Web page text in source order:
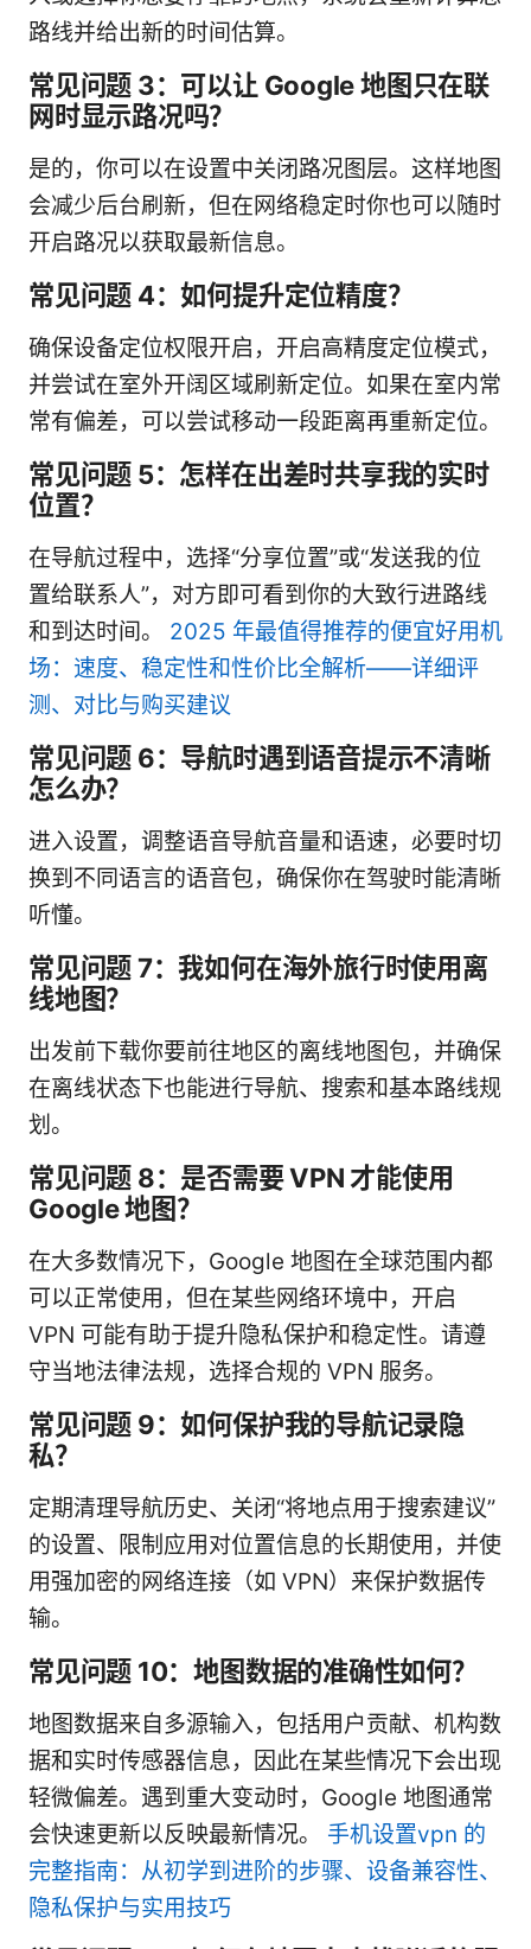
路线并给出新的时间估算。
常见问题 3：可以让 Google 地图只在联
网时显示路况吗？
是的，你可以在设置中关闭路况图层。这样地图
会减少后台刷新，但在网络稳定时你也可以随时
开启路况以获取最新信息。
常见问题 4：如何提升定位精度？
确保设备定位权限开启，开启高精度定位模式，
并尝试在室外开阔区域刷新定位。如果在室内常
常有偏差，可以尝试移动一段距离再重新定位。
常见问题 5：怎样在出差时共享我的实时
位置？
在导航过程中，选择“分享位置”或“发送我的位
置给联系人”，对方即可看到你的大致行进路线
和到达时间。 2025 年最值得推荐的便宜好用机
场：速度、稳定性和性价比全解析——详细评
测、对比与购买建议
常见问题 6：导航时遇到语音提示不清晰
怎么办？
进入设置，调整语音导航音量和语速，必要时切
换到不同语言的语音包，确保你在驾驶时能清晰
听懂。
常见问题 7：我如何在海外旅行时使用离
线地图？
出发前下载你要前往地区的离线地图包，并确保
在离线状态下也能进行导航、搜索和基本路线规
划。
常见问题 8：是否需要 VPN 才能使用
Google 地图？
在大多数情况下，Google 地图在全球范围内都
可以正常使用，但在某些网络环境中，开启
VPN 可能有助于提升隐私保护和稳定性。请遵
守当地法律法规，选择合规的 VPN 服务。
常见问题 9：如何保护我的导航记录隐
私？
定期清理导航历史、关闭“将地点用于搜索建议”
的设置、限制应用对位置信息的长期使用，并使
用强加密的网络连接（如 VPN）来保护数据传
输。
常见问题 10：地图数据的准确性如何？
地图数据来自多源输入，包括用户贡献、机构数
据和实时传感器信息，因此在某些情况下会出现
轻微偏差。遇到重大变动时，Google 地图通常
会快速更新以反映最新情况。 手机设置vpn 的
完整指南：从初学到进阶的步骤、设备兼容性、
隐私保护与实用技巧